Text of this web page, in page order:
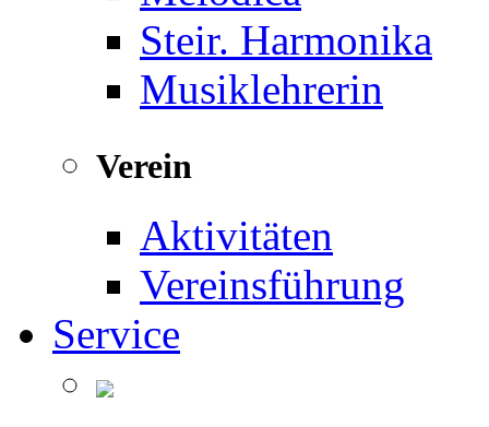
Steir. Harmonika
Musiklehrerin
Verein
Aktivitäten
Vereinsführung
Service